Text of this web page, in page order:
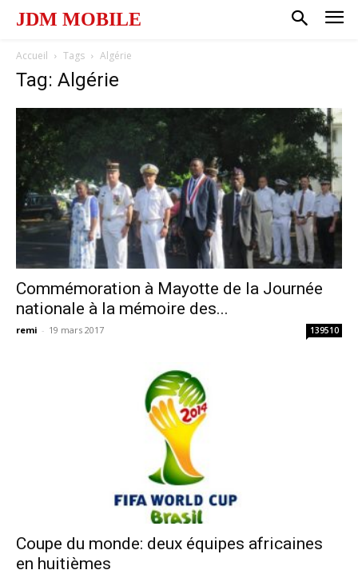
JDM MOBILE
Accueil Tags Algérie
Tag: Algérie
Commémoration à Mayotte de la Journée
nationale à la mémoire des...
remi - 19 mars 2017 139510
Coupe du monde: deux équipes africaines
en huitièmes